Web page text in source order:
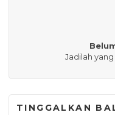
Jadilah
TINGGALKAN